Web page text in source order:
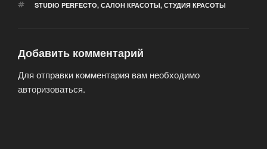
МЕТКИ
STUDIO PERFECTO, САЛОН КРАСОТЫ, СТУДИЯ КРАСОТЫ
Добавить комментарий
Для отправки комментария вам необходимо
авторизоваться.